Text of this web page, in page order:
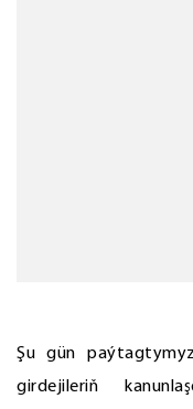
Şu gün
girdejileriň